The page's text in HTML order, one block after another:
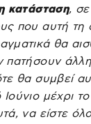
κατάσταση, σε
που αυτή τη
θα
πατήσουν
θα συμβεί
μέχρι
να είστε